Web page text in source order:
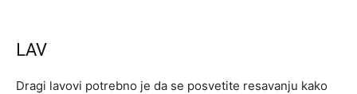
LAV
Dragi lavovi potrebno je da se posvetite resavanju kako